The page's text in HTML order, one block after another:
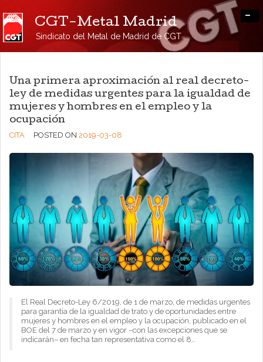
CGT-Metal Madrid
Sindicato del Metal de Madrid de CGT
-
Una primera aproximación al real decreto-
ley de medidas urgentes para la igualdad de
mujeres y hombres en el empleo y la
ocupación
CITA POSTED ON 2019-03-08
El Real Decreto-Ley 6/2019, de 1 de marzo, de medidas urgentes
para garantía de la igualdad de trato y de oportunidades entre
mujeres y hombres en el empleo y la ocupación, publicado en el
BOE del 7 de marzo y en vigor –con las excepciones que se
indicarán– en fecha tan representativa como el 8…